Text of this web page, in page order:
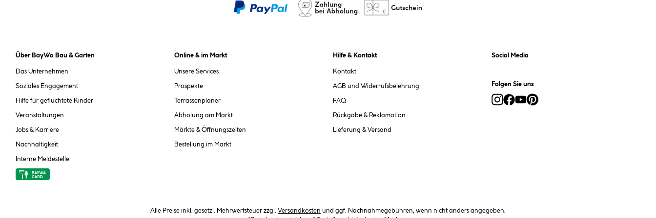
Über BayWa Bau & Garten
Das Unternehmen
Soziales Engagement
Hilfe für geflüchtete Kinder
Veranstaltungen
Jobs & Karriere
Nachhaltigkeit
Interne Meldestelle
Online & im Markt
Unsere Services
Prospekte
Terrassenplaner
Abholung am Markt
Märkte & Öffnungszeiten
Bestellung im Markt
Hilfe & Kontakt
Kontakt
AGB und Widerrufsbelehrung
FAQ
Rückgabe & Reklamation
Lieferung & Versand
Social Media
Folgen Sie uns
Alle Preise inkl. gesetzl. Mehrwertsteuer zzgl. Versandkosten und ggf. Nachnahmegebühren, wenn nicht anders angegeben.